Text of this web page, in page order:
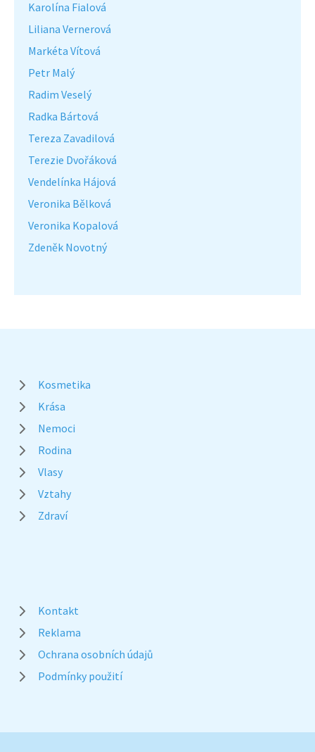
Karolína Fialová
Liliana Vernerová
Markéta Vítová
Petr Malý
Radim Veselý
Radka Bártová
Tereza Zavadilová
Terezie Dvořáková
Vendelínka Hájová
Veronika Bělková
Veronika Kopalová
Zdeněk Novotný
Kosmetika
Krása
Nemoci
Rodina
Vlasy
Vztahy
Zdraví
Kontakt
Reklama
Ochrana osobních údajů
Podmínky použití